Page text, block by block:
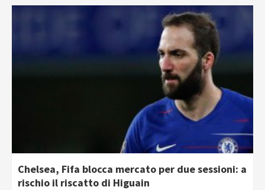
Chelsea, Fifa blocca mercato per due sessioni: a
rischio il riscatto di Higuain